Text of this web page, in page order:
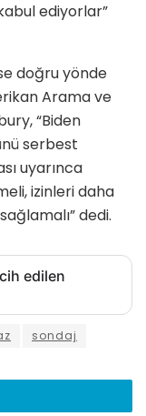
ediyorlar”
doğru yönde
Arama ve
“Biden
serbest
uyarınca
izinleri daha
dedi.
edilen
sondaj